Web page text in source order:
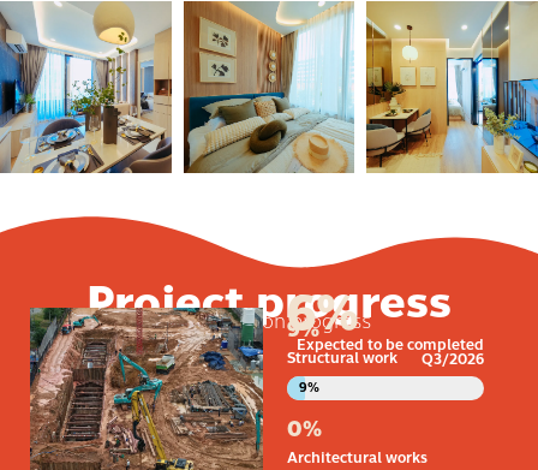
Project progress
Construction progress
6%
Expected to be completed
Q3/2026
9%
Structural work
Approximate Progress
9%
0%
Architectural works